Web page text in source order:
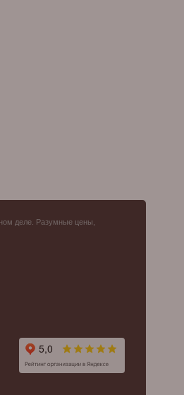
деле. Разумные цены,